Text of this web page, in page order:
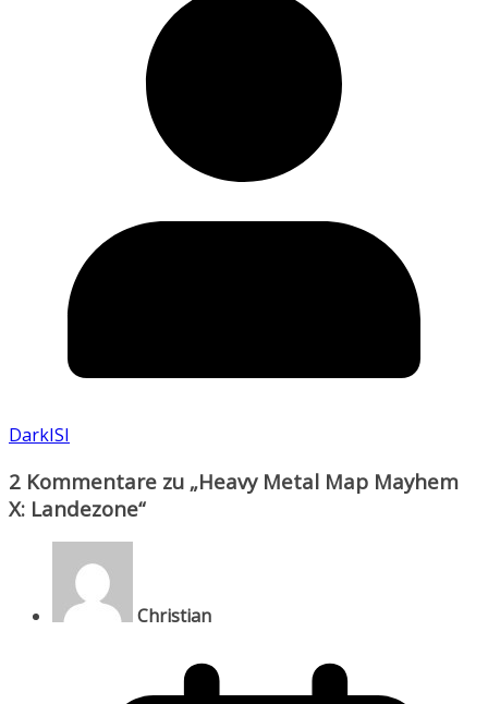
DarkISI
2 Kommentare zu „Heavy Metal Map Mayhem
X: Landezone“
Christian